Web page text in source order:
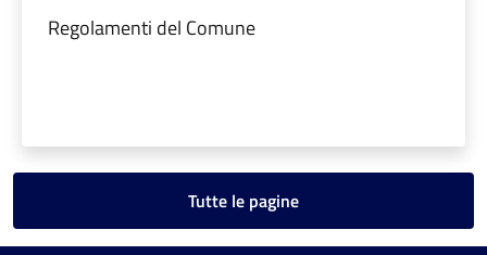
Regolamenti del Comune
Tutte le pagine